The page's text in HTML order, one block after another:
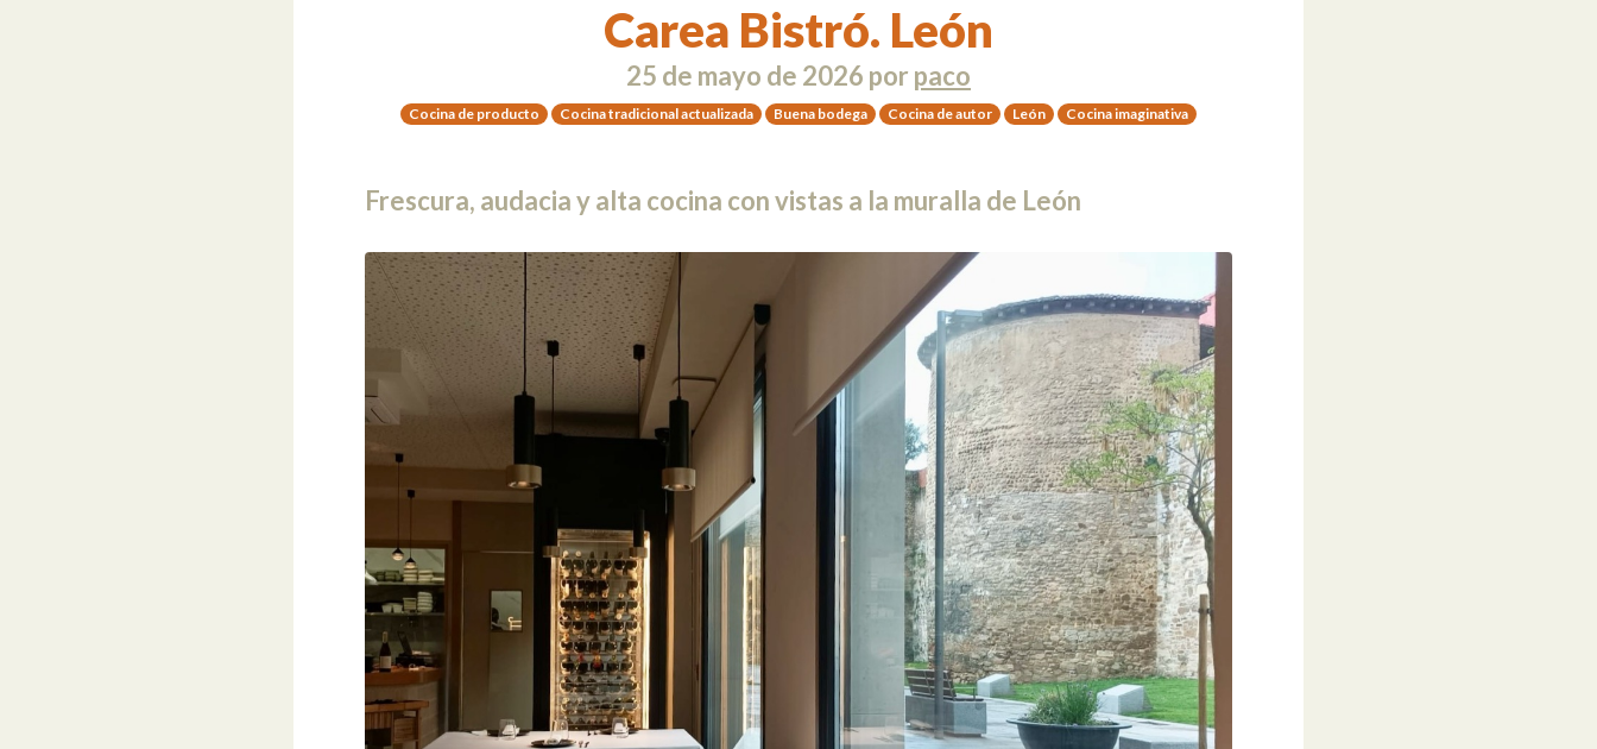
Carea Bistró. León
25 de mayo de 2026 por paco
Cocina de producto Cocina tradicional actualizada Buena bodega Cocina de autor León Cocina imaginativa
Frescura, audacia y alta cocina con vistas a la muralla de León